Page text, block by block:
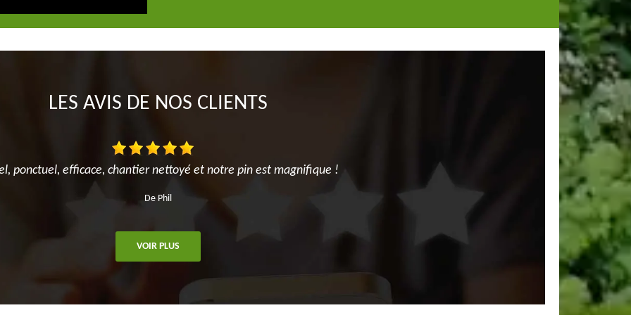
LES AVIS DE NOS CLIENTS
ponctuel, efficace, chantier nettoyé et notre pin est magnifique !
De Phil
VOIR PLUS